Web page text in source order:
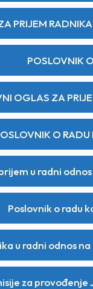
PRIJEM
POSLOVNIK
OGLAS ZA
O
u radni
Poslovnik o radu
u radni odnos
za